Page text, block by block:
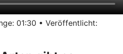
01:30 • Veröffentlicht: